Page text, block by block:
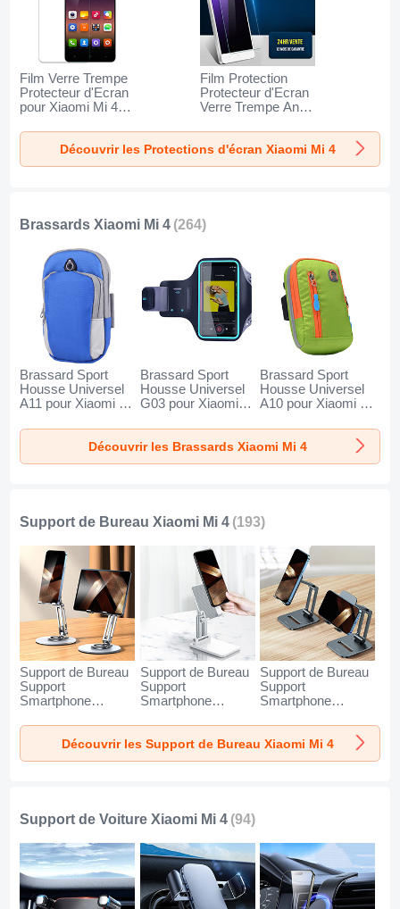
Film Verre Trempe
Protecteur d'Ecran
pour Xiaomi Mi 4
Film Protection
Protecteur d'Ecran
Verre Trempe Anti-
pour Xiaomi Mi 4
Clair
Découvrir les Protections d'écran Xiaomi Mi 4
Brassards Xiaomi Mi 4 (264)
Brassard Sport
Housse Universel
A11 pour Xiaomi Mi
Brassard Sport
Housse Universel
G03 pour Xiaomi
Brassard Sport
Housse Universel
A10 pour Xiaomi Mi
Découvrir les Brassards Xiaomi Mi 4
Support de Bureau Xiaomi Mi 4 (193)
Support de Bureau
Support
Smartphone
Xiaomi Mi 4 Argent
Support de Bureau
Support
Smartphone
Xiaomi Mi 4 Blanc
Support de Bureau
Support
Smartphone
Xiaomi Mi 4 Noir
Découvrir les Support de Bureau Xiaomi Mi 4
Support de Voiture Xiaomi Mi 4 (94)